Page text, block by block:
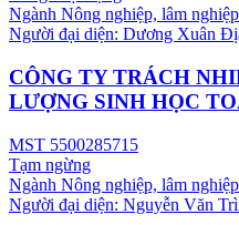
Ngành Nông nghiệp, lâm
Người đại diện: Dương Xuân
CÔNG TY TRÁCH
LƯỢNG SINH HỌC
MST 5500285715
Tạm ngừng
Ngành Nông nghiệp, lâm
Người đại diện: Nguyễn Văn